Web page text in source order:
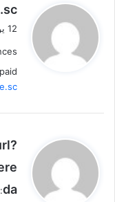
ي
ق
ل
12 يوليو، 2026 الساعة 2:47 ص
ي
و
ل
da
: